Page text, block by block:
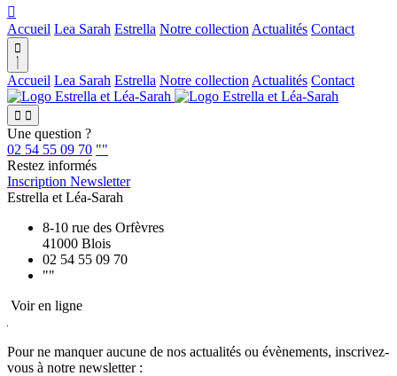

Accueil Lea Sarah Estrella Notre collection Actualités Contact

Accueil Lea Sarah Estrella Notre collection Actualités Contact
 
Une question ?
02 54 55 09 70 ""
Restez informés
Inscription Newsletter
Estrella et Léa-Sarah
8-10 rue des Orfèvres
41000 Blois
02 54 55 09 70
""
Voir en ligne
Pour ne manquer aucune de nos actualités ou évènements, inscrivez-
vous à notre newsletter :